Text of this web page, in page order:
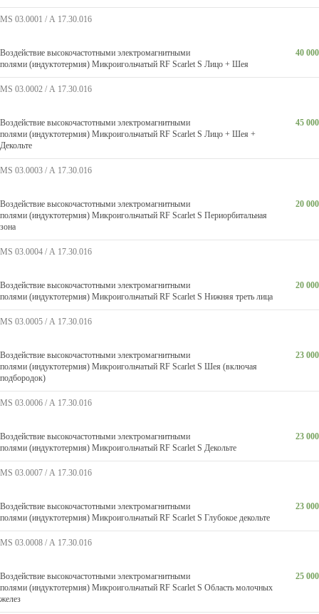
MS 03.0001 / А 17.30.016
Воздействие высокочастотными электромагнитными
полями (индуктотермия) Микроигольчатый RF Scarlet S Лицо + Шея
40 000
MS 03.0002 / А 17.30.016
Воздействие высокочастотными электромагнитными
полями (индуктотермия) Микроигольчатый RF Scarlet S Лицо + Шея +
Декольте
45 000
MS 03.0003 / А 17.30.016
Воздействие высокочастотными электромагнитными
полями (индуктотермия) Микроигольчатый RF Scarlet S Периорбитальная
зона
20 000
MS 03.0004 / А 17.30.016
Воздействие высокочастотными электромагнитными
полями (индуктотермия) Микроигольчатый RF Scarlet S Нижняя треть лица
20 000
MS 03.0005 / А 17.30.016
Воздействие высокочастотными электромагнитными
полями (индуктотермия) Микроигольчатый RF Scarlet S Шея (включая
подбородок)
23 000
MS 03.0006 / А 17.30.016
Воздействие высокочастотными электромагнитными
полями (индуктотермия) Микроигольчатый RF Scarlet S Декольте
23 000
MS 03.0007 / А 17.30.016
Воздействие высокочастотными электромагнитными
полями (индуктотермия) Микроигольчатый RF Scarlet S Глубокое декольте
23 000
MS 03.0008 / А 17.30.016
Воздействие высокочастотными электромагнитными
полями (индуктотермия) Микроигольчатый RF Scarlet S Область молочных
желез
25 000